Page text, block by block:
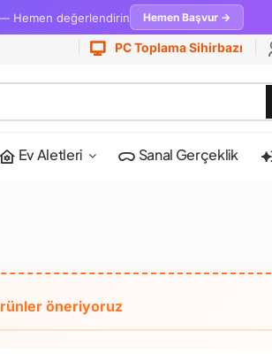
Hemen değerlendirin Hemen Başvur →
PC Toplama Sihirbazı
Ev Aletleri Sanal Gerçeklik